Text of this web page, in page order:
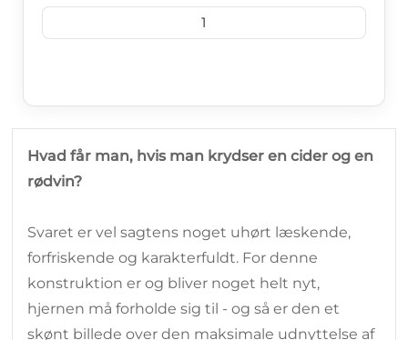
Hvad får man, hvis man krydser en cider og en
rødvin?
Svaret er vel sagtens noget uhørt læskende,
forfriskende og karakterfuldt. For denne
konstruktion er og bliver noget helt nyt,
hjernen må forholde sig til - og så er den et
skønt billede over den maksimale udnyttelse af